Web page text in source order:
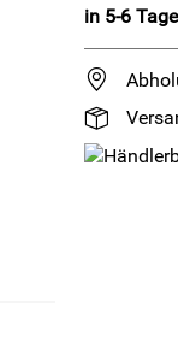
in 5-6